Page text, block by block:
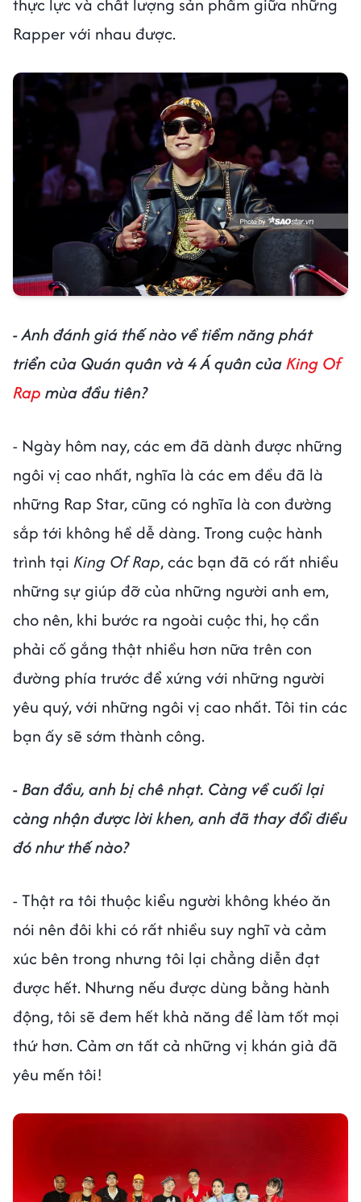
Rapper với nhau được.
- Anh đánh giá thế nào về tiềm năng phát
triển của Quán quân và 4 Á quân củaKing Of
Rap mùa đầu tiên?
- Ngày hôm nay, các em đã dành được những
ngôi vị cao nhất, nghĩa là các em đều đã là
những Rap Star, cũng có nghĩa là con đường
sắp tới không hề dễ dàng. Trong cuộc hành
trình tại King Of Rap, các bạn đã có rất nhiều
những sự giúp đỡ của những người anh em,
cho nên, khi bước ra ngoài cuộc thi, họ cần
phải cố gắng thật nhiều hơn nữa trên con
đường phía trước để xứng với những người
yêu quý, với những ngôi vị cao nhất. Tôi tin các
bạn ấy sẽ sớm thành công.
- Ban đầu, anh bị chê nhạt. Càng về cuối lại
càng nhận được lời khen, anh đã thay đổi điều
đó như thế nào?
- Thật ra tôi thuộc kiểu người không khéo ăn
nói nên đôi khi có rất nhiều suy nghĩ và cảm
xúc bên trong nhưng tôi lại chẳng diễn đạt
được hết. Nhưng nếu được dùng bằng hành
động, tôi sẽ đem hết khả năng để làm tốt mọi
thứ hơn. Cảm ơn tất cả những vị khán giả đã
yêu mến tôi!